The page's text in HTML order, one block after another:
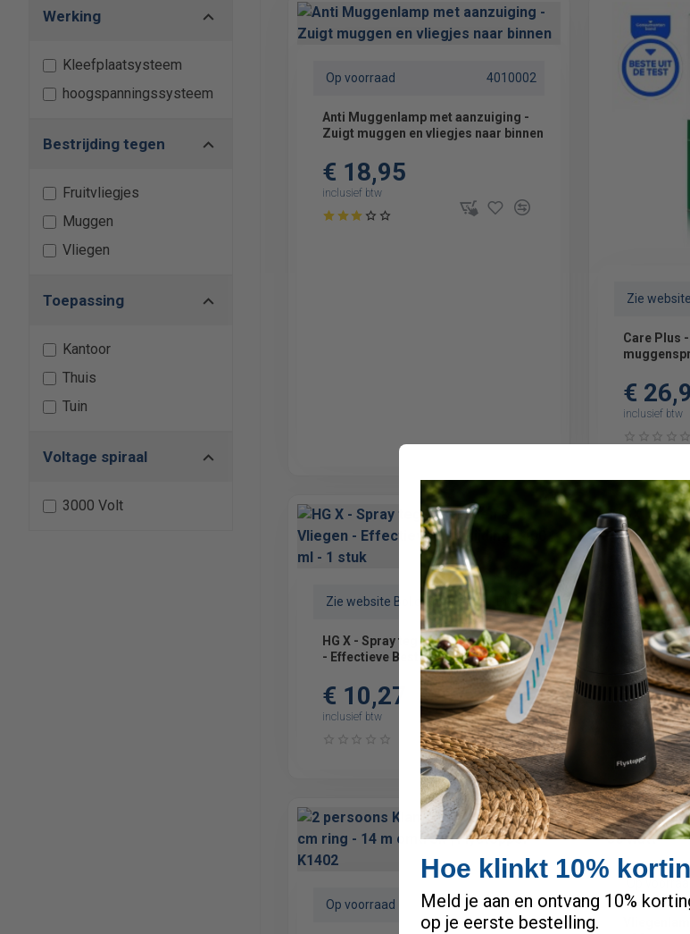
Werking
Kleefplaatsysteem
hoogspanningssysteem
Bestrijding tegen
Fruitvliegjes
Muggen
Vliegen
Toepassing
Kantoor
Thuis
Tuin
Voltage spiraal
3000 Volt
Op voorraad 4010002
Anti Muggenlamp met aanzuiging -
Zuigt muggen en vliegjes naar binnen
€ 18,95
inclusief btw
Zie
Care Plus
€
inclusief btw
Zie website Bol.com BM012
HG X - Spray tegen Muggen & Vliegen
- Effectieve Bestrijding - 400 ml - 1
€ 10,27
inclusief btw
Zie
HGX
€
inclusief btw
Op voorraad 1627009
Op
Hoe klinkt 10%
Meld je aan en ontvang 10%
op je eerste bestelling.